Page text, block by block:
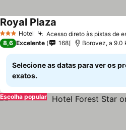
3 EstrelasHotel Acesso direto às pistas de
Royal Plaza
8,6 Excelente 168 Borovez, a 9.0
Selecione as datas para ver os
exatos.
Escolha popular